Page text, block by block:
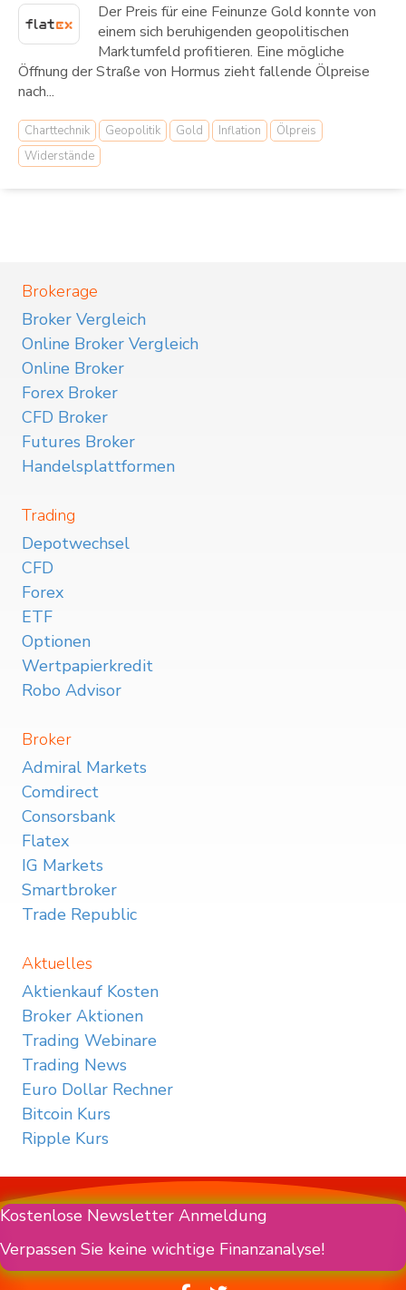
Der Preis für eine Feinunze Gold konnte von
einem sich beruhigenden geopolitischen
Marktumfeld profitieren. Eine mögliche
Öffnung der Straße von Hormus zieht fallende Ölpreise
nach...
Charttechnik Geopolitik Gold Inflation
Ölpreis
Widerstände
Brokerage
Broker Vergleich
Online Broker Vergleich
Online Broker
Forex Broker
CFD Broker
Futures Broker
Handelsplattformen
Trading
Depotwechsel
CFD
Forex
ETF
Optionen
Wertpapierkredit
Robo Advisor
Broker
Admiral Markets
Comdirect
Consorsbank
Flatex
IG Markets
Smartbroker
Trade Republic
Aktuelles
Aktienkauf Kosten
Broker Aktionen
Trading Webinare
Trading News
Euro Dollar Rechner
Bitcoin Kurs
Ripple Kurs
Kostenlose Newsletter Anmeldung
Verpassen Sie keine wichtige Finanzanalyse!